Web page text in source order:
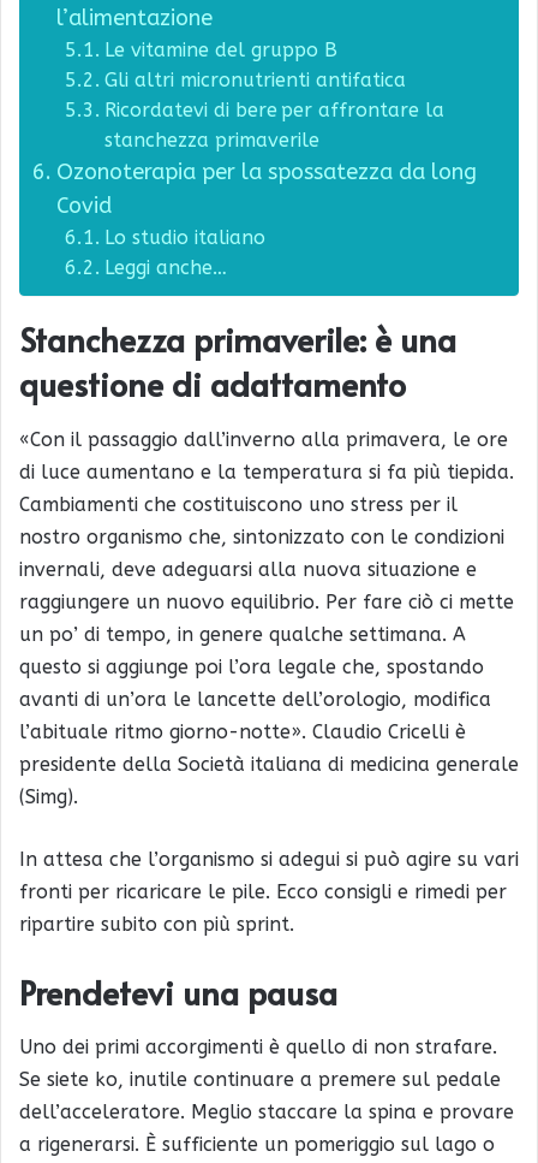
l’alimentazione
Le vitamine del gruppo B
Gli altri micronutrienti antifatica
Ricordatevi di bere per affrontare la
stanchezza primaverile
Ozonoterapia per la spossatezza da long
Covid
Lo studio italiano
Leggi anche…
Stanchezza primaverile: è una
questione di adattamento
«Con il passaggio dall’inverno alla primavera, le ore
di luce aumentano e la temperatura si fa più tiepida.
Cambiamenti che costituiscono uno stress per il
nostro organismo che, sintonizzato con le condizioni
invernali, deve adeguarsi alla nuova situazione e
raggiungere un nuovo equilibrio. Per fare ciò ci mette
un po’ di tempo, in genere qualche settimana. A
questo si aggiunge poi l’ora legale che, spostando
avanti di un’ora le lancette dell’orologio, modifica
l’abituale ritmo giorno-notte». Claudio Cricelli è
presidente della Società italiana di medicina generale
(Simg).
In attesa che l’organismo si adegui si può agire su vari
fronti per ricaricare le pile. Ecco consigli e rimedi per
ripartire subito con più sprint.
Prendetevi una pausa
Uno dei primi accorgimenti è quello di non strafare.
Se siete ko, inutile continuare a premere sul pedale
dell’acceleratore. Meglio staccare la spina e provare
a rigenerarsi. È sufficiente un pomeriggio sul lago o